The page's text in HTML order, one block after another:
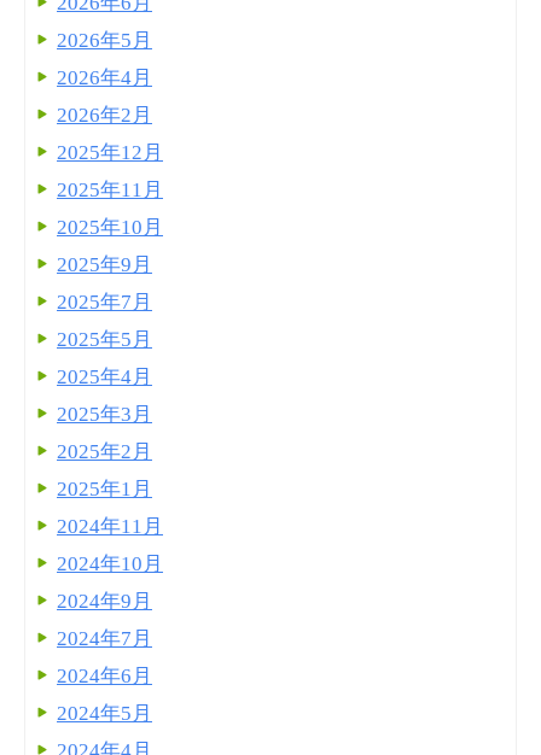
2026年5月
2026年4月
2026年2月
2025年12月
2025年11月
2025年10月
2025年9月
2025年7月
2025年5月
2025年4月
2025年3月
2025年2月
2025年1月
2024年11月
2024年10月
2024年9月
2024年7月
2024年6月
2024年5月